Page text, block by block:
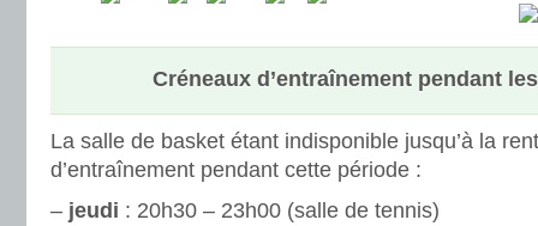
Créneaux d’entraînement pendant
La salle de basket étant indisponible jusqu’à la
d’entraînement pendant cette période :
– jeudi : 20h30 – 23h00 (salle de tennis)